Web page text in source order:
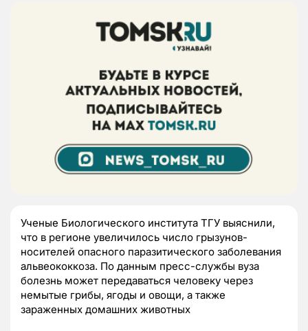
Ученые Биологического института ТГУ выяснили,
что в регионе увеличилось число грызунов-
носителей опасного паразитического заболевания
альвеококкоза. По данным пресс-службы вуза
болезнь может передаваться человеку через
немытые грибы, ягоды и овощи, а также
зараженных домашних животных